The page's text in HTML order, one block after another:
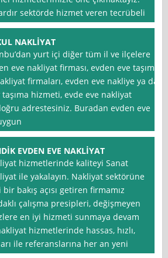
sektörde hizmet veren tecrübeli
NAKLİYAT
yurt içi diğer tüm il ve ilçelere
eve nakliyat firması, evden eve taşıma
firmaları, evden eve nakliye ya da
hizmeti, evde eve nakliyat
adrestesiniz. Buradan evden eve
EVDEN EVE NAKLİYAT
hizmetlerinde kaliteyi Sanat
ile yakalayın. Nakliyat sektörüne
bir bakış açısı getiren firmamız
çalışma presipleri, değişmeyen
en iyi hizmeti sunmaya devam
hizmetlerinde hassas, hızlı,
ile referanslarına her an yeni